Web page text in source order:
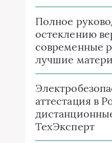
Полное
остеклению
современные
лучшие
аттестация в
ТехЭксперт